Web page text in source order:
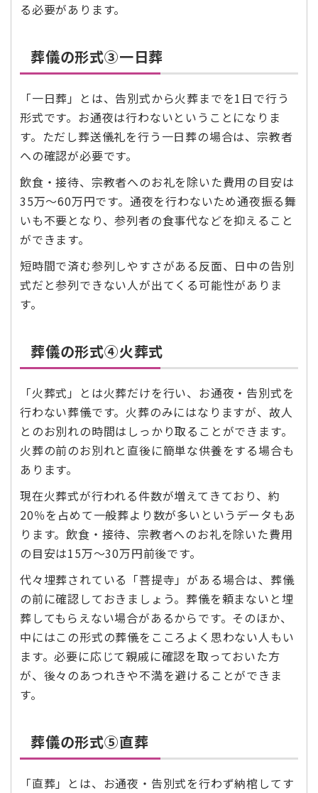
る必要があります。
葬儀の形式③一日葬
「一日葬」とは、告別式から火葬までを1日で行う
形式です。お通夜は行わないということになりま
す。ただし葬送儀礼を行う一日葬の場合は、宗教者
への確認が必要です。
飲食・接待、宗教者へのお礼を除いた費用の目安は
35万～60万円です。通夜を行わないため通夜振る舞
いも不要となり、参列者の食事代などを抑えること
ができます。
短時間で済む参列しやすさがある反面、日中の告別
式だと参列できない人が出てくる可能性がありま
す。
葬儀の形式④火葬式
「火葬式」とは火葬だけを行い、お通夜・告別式を
行わない葬儀です。火葬のみにはなりますが、故人
とのお別れの時間はしっかり取ることができます。
火葬の前のお別れと直後に簡単な供養をする場合も
あります。
現在火葬式が行われる件数が増えてきており、約
20％を占めて一般葬より数が多いというデータもあ
ります。飲食・接待、宗教者へのお礼を除いた費用
の目安は15万～30万円前後です。
代々埋葬されている「菩提寺」がある場合は、葬儀
の前に確認しておきましょう。葬儀を頼まないと埋
葬してもらえない場合があるからです。そのほか、
中にはこの形式の葬儀をこころよく思わない人もい
ます。必要に応じて親戚に確認を取っておいた方
が、後々のあつれきや不満を避けることができま
す。
葬儀の形式⑤直葬
「直葬」とは、お通夜・告別式を行わず納棺してす